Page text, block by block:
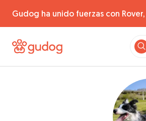
Gudog ha unido fuerzas con Rover,